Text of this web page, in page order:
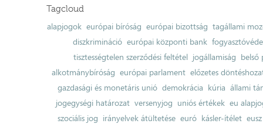
Tagcloud
alapjogok európai bíróság európai bizottság tagállami
diszkrimináció európai központi bank
tisztességtelen szerződési feltétel jogállamiság belső
alkotmánybíróság európai parlament előzetes
gazdasági és monetáris unió demokrácia kúria állami
jogegységi határozat versenyjog uniós értékek eu
szociális jog irányelvek átültetése euró kásler-ítélet